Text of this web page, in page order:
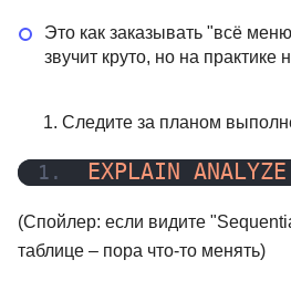
Это как заказывать "всё
звучит круто, но на практике
Следите за планом
EXPLAIN
(Спойлер: если видите
таблице – пора что-то менять)